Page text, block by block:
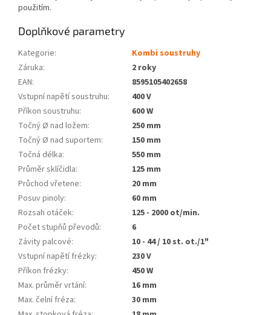
použitím.
Doplňkové parametry
Kategorie:
Kombi soustruhy
Záruka:
2 roky
EAN:
8595105402658
Vstupní napětí soustruhu:
400 V
Příkon soustruhu:
600 W
Točný Ø nad ložem:
250 mm
Točný Ø nad suportem:
150 mm
Točná délka:
550 mm
Průměr sklíčidla:
125 mm
Průchod vřetene:
20 mm
Posuv pinoly:
60 mm
Rozsah otáček:
125 - 2000 ot/min.
Počet stupňů převodů:
6
Závity palcové:
10 - 44 / 10 st. ot./1"
Vstupní napětí frézky:
230 V
Příkon frézky:
450 W
Max. průměr vrtání:
16 mm
Max. čelní fréza:
30 mm